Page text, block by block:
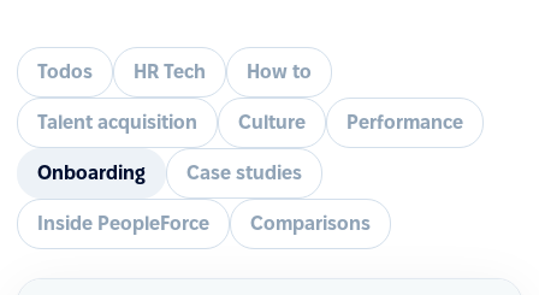
Todos HR Tech How to
Talent acquisition Culture Performance
Onboarding Case studies
Inside PeopleForce Comparisons